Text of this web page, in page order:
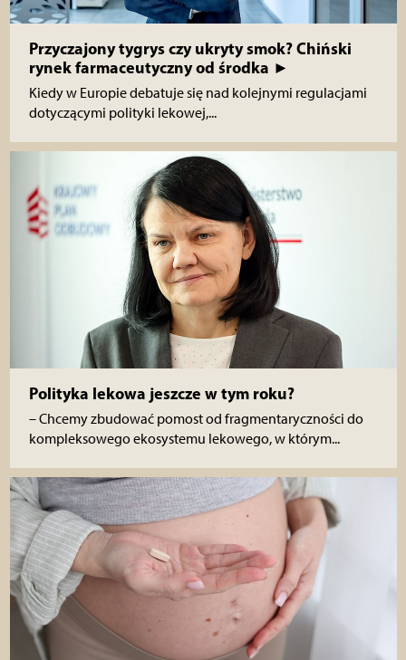
Przyczajony tygrys czy ukryty smok? Chiński
rynek farmaceutyczny od środka ►
Kiedy w Europie debatuje się nad kolejnymi regulacjami
dotyczącymi polityki lekowej,...
Polityka lekowa jeszcze w tym roku?
– Chcemy zbudować pomost od fragmentaryczności do
kompleksowego ekosystemu lekowego, w którym...